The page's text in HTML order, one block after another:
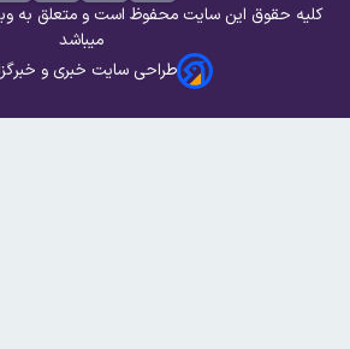
کلیه حقوق این سایت محفوظ است و متعلق به
میباشد
طراحی سایت خبری و